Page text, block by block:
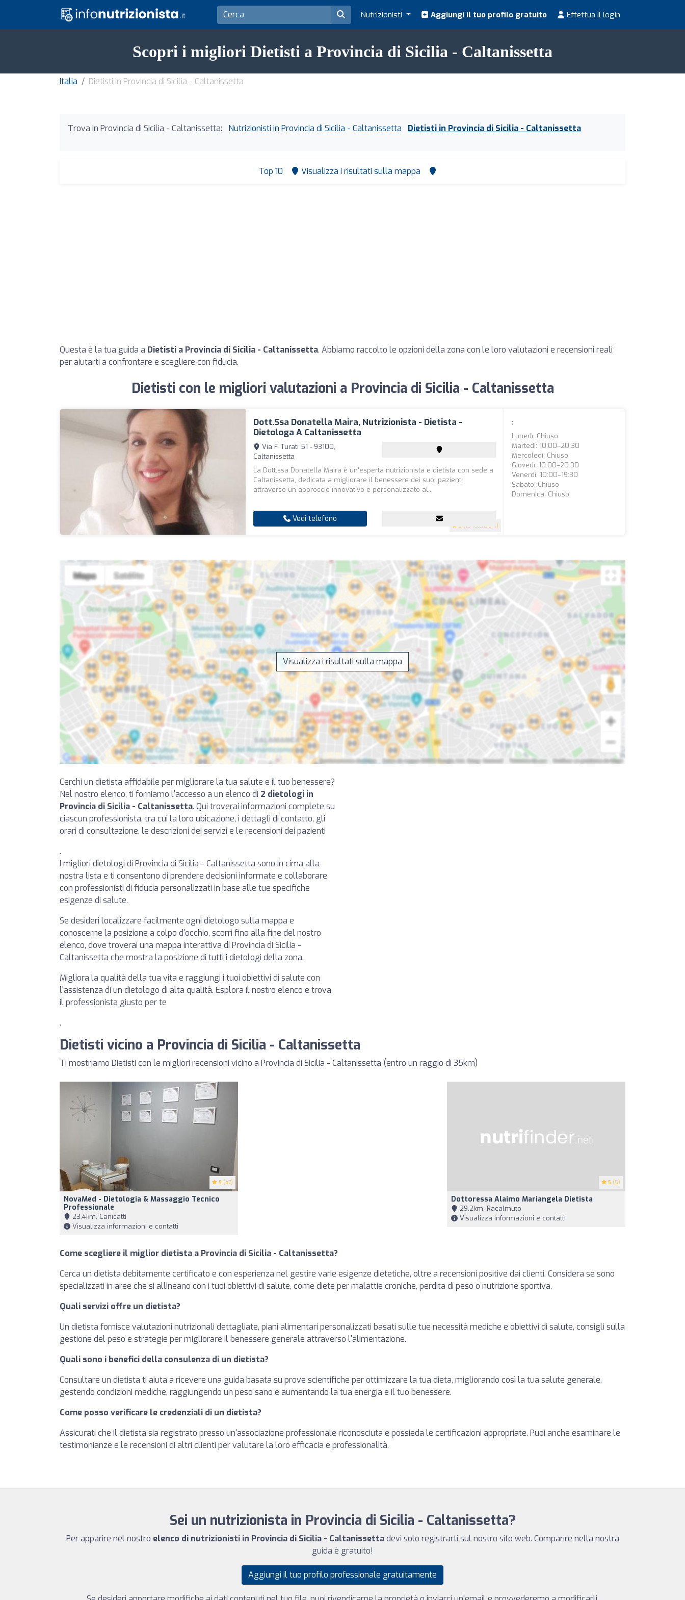
Nutrizionisti Aggiungi il tuo profilo gratuito Effettua il login
Scopri i migliori Dietisti a Provincia di Sicilia - Caltanissetta
Italia Dietisti in Provincia di Sicilia - Caltanissetta
Trova in Provincia di Sicilia - Caltanissetta: Nutrizionisti in Provincia di Sicilia - Caltanissetta Dietisti in Provincia di Sicilia - Caltanissetta
Top 10 Visualizza i risultati sulla mappa
Questa è la tua guida a Dietisti a Provincia di Sicilia - Caltanissetta. Abbiamo raccolto le opzioni della zona con le loro valutazioni e recensioni reali
per aiutarti a confrontare e scegliere con fiducia.
Dietisti con le migliori valutazioni a Provincia di Sicilia - Caltanissetta
Dott.ssa Donatella Maira, Nutrizionista - Dietista -
Dietologa A Caltanissetta
5 (15 recensioni)
Via F. Turati 51 - 93100,
Caltanissetta
La Dott.ssa Donatella Maira è un'esperta nutrizionista e dietista con sede a
Caltanissetta, dedicata a migliorare il benessere dei suoi pazienti
attraverso un approccio innovativo e personalizzato al...
Vedi telefono
:
Lunedì: Chiuso
Martedì: 10:00–20:30
Mercoledì: Chiuso
Giovedì: 10:00–20:30
Venerdì: 10:00–19:30
Sabato: Chiuso
Domenica: Chiuso
Visualizza i risultati sulla mappa
Cerchi un dietista affidabile per migliorare la tua salute e il tuo benessere?
Nel nostro elenco, ti forniamo l'accesso a un elenco di 2 dietologi in
Provincia di Sicilia - Caltanissetta. Qui troverai informazioni complete su
ciascun professionista, tra cui la loro ubicazione, i dettagli di contatto, gli
orari di consultazione, le descrizioni dei servizi e le recensioni dei pazienti
.
I migliori dietologi di Provincia di Sicilia - Caltanissetta sono in cima alla
nostra lista e ti consentono di prendere decisioni informate e collaborare
con professionisti di fiducia personalizzati in base alle tue specifiche
esigenze di salute.
Se desideri localizzare facilmente ogni dietologo sulla mappa e
conoscerne la posizione a colpo d'occhio, scorri fino alla fine del nostro
elenco, dove troverai una mappa interattiva di Provincia di Sicilia -
Caltanissetta che mostra la posizione di tutti i dietologi della zona.
Migliora la qualità della tua vita e raggiungi i tuoi obiettivi di salute con
l'assistenza di un dietologo di alta qualità. Esplora il nostro elenco e trova
il professionista giusto per te
.
Dietisti vicino a Provincia di Sicilia - Caltanissetta
Ti mostriamo Dietisti con le migliori recensioni vicino a Provincia di Sicilia - Caltanissetta (entro un raggio di 35km)
5 (47)
NovaMed - Dietologia & Massaggio Tecnico
Professionale
23,4km, Canicattì
Visualizza informazioni e contatti
5 (5)
Dottoressa Alaimo Mariangela Dietista
29,2km, Racalmuto
Visualizza informazioni e contatti
Come scegliere il miglior dietista a Provincia di Sicilia - Caltanissetta?
Cerca un dietista debitamente certificato e con esperienza nel gestire varie esigenze dietetiche, oltre a recensioni positive dai clienti. Considera se sono
specializzati in aree che si allineano con i tuoi obiettivi di salute, come diete per malattie croniche, perdita di peso o nutrizione sportiva.
Quali servizi offre un dietista?
Un dietista fornisce valutazioni nutrizionali dettagliate, piani alimentari personalizzati basati sulle tue necessità mediche e obiettivi di salute, consigli sulla
gestione del peso e strategie per migliorare il benessere generale attraverso l'alimentazione.
Quali sono i benefici della consulenza di un dietista?
Consultare un dietista ti aiuta a ricevere una guida basata su prove scientifiche per ottimizzare la tua dieta, migliorando così la tua salute generale,
gestendo condizioni mediche, raggiungendo un peso sano e aumentando la tua energia e il tuo benessere.
Come posso verificare le credenziali di un dietista?
Assicurati che il dietista sia registrato presso un'associazione professionale riconosciuta e possieda le certificazioni appropriate. Puoi anche esaminare le
testimonianze e le recensioni di altri clienti per valutare la loro efficacia e professionalità.
Sei un nutrizionista in Provincia di Sicilia - Caltanissetta?
Per apparire nel nostro elenco di nutrizionisti in Provincia di Sicilia - Caltanissettadevi solo registrarti sul nostro sito web. Comparire nella nostra
guida è gratuito!
Aggiungi il tuo profilo professionale gratuitamente